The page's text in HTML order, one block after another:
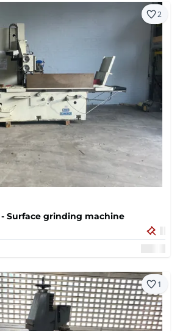
2
- Surface grinding machine
1